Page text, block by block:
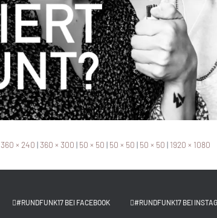
360 × 240 |360 × 300 | 50 × 50 | 50 × 50 | 50 × 50 | 1920 × 1080
#RUNDFUNK17 BEI FACEBOOK #RUNDFUNK17 BEI